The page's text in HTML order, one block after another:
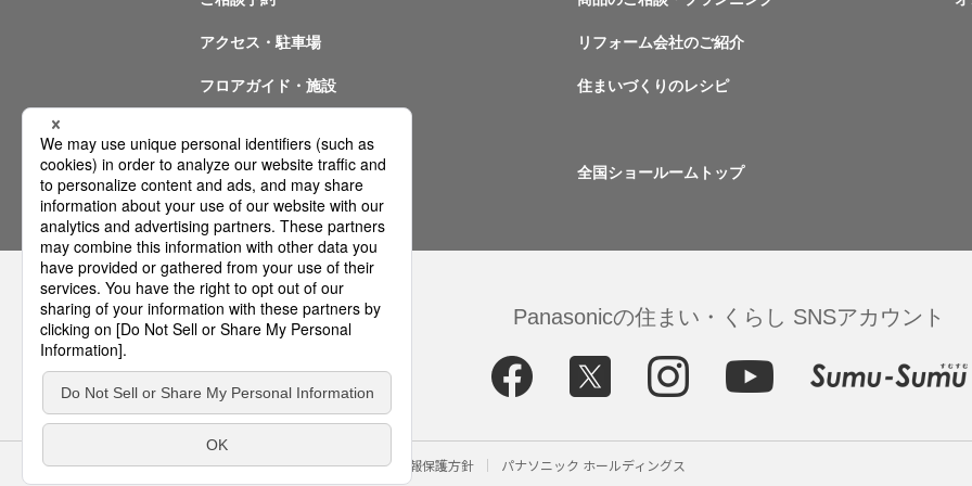
アクセス・駐車場
フロアガイド・施設
問い合わせ
リフォーム会社のご紹介
住まいづくりのレシピ
全国ショールームトップ
Panasonicの住まい・くらし SNSアカウント
サイトのご利用にあたって クッキーポリシー 個人情報保護方針 パナソニック ホールディングス